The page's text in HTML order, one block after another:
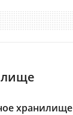
хранилище